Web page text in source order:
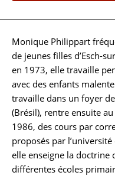
Biographie
Monique Philippart
de jeunes filles d’Esch-
en 1973, elle travaille
avec des enfants
travaille dans un foyer
(Brésil), rentre ensuite
1986, des cours par
proposés par
elle enseigne la doctrine
différentes écoles